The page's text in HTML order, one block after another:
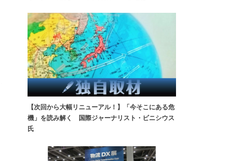
【次回から大幅リニューアル！】「今そこにある危
機」を読み解く 国際ジャーナリスト・ビニシウス
氏